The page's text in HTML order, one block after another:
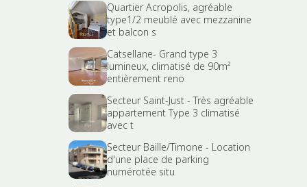
Quartier Acropolis, agréable
type1/2 meublé avec mezzanine
et balcon s
Catsellane- Grand type 3
lumineux, climatisé de 90m²
entièrement reno
Secteur Saint-Just - Très agréable
appartement Type 3 climatisé
avec t
Secteur Baille/Timone - Location
d'une place de parking
numérotée situ